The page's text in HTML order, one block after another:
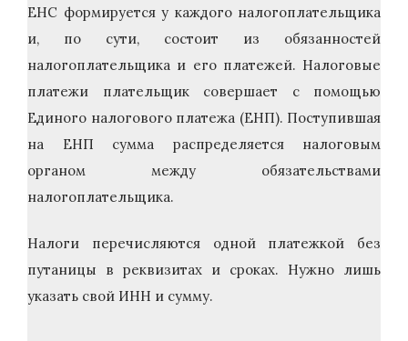
ЕНС формируется у каждого налогоплательщика
и, по сути, состоит из обязанностей
налогоплательщика и его платежей. Налоговые
платежи плательщик совершает с помощью
Единого налогового платежа (ЕНП). Поступившая
на ЕНП сумма распределяется налоговым
органом между обязательствами
налогоплательщика.
Налоги перечисляются одной платежкой без
путаницы в реквизитах и сроках. Нужно лишь
указать свой ИНН и сумму.